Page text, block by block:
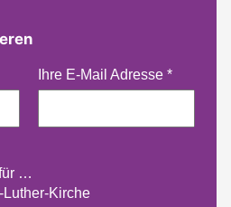
Ihre E-Mail Adresse *
…
Luther-Kirche